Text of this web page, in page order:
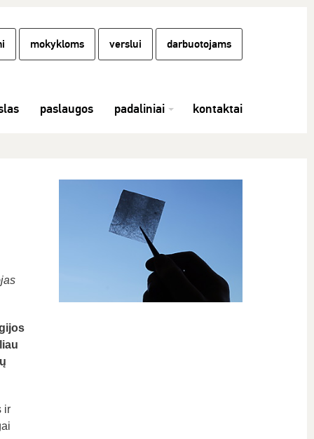
mokykloms verslui darbuotojams
paslaugos padaliniai kontaktai
ir